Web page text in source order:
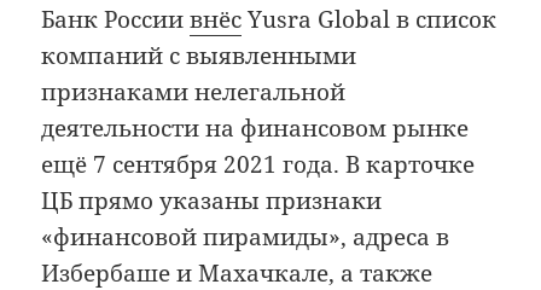
Банк РоссиивнёсYusra Global в список
компаний с выявленными
признаками нелегальной
деятельности на финансовом рынке
ещё 7 сентября 2021 года. В карточке
ЦБ прямо указаны признаки
«финансовой пирамиды», адреса в
Избербаше и Махачкале, а также